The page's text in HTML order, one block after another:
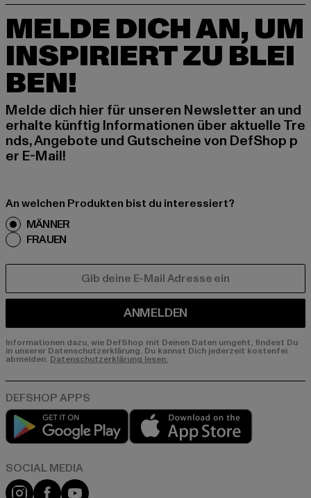
MELDE DICH AN, UM
INSPIRIERT ZU BLEI
BEN!
Melde dich hier für unseren Newsletter an und
erhalte künftig Informationen über aktuelle Tre
nds, Angebote und Gutscheine von DefShop p
er E-Mail!
An welchen Produkten bist du interessiert?
MÄNNER
FRAUEN
ANMELDEN
Informationen dazu, wie DefShop mit Deinen Daten umgeht, findest Du
in unserer Datenschutzerklärung. Du kannst Dich jederzeit kostenfei
abmelden. Datenschutzerklärung lesen.
Play market
Instagram
FacebookYouTube